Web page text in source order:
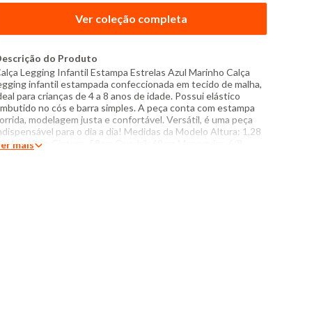
Ver coleção completa
do Produto
Legging Infantil Estampa Estrelas Azul Marinho Calça
infantil estampada confeccionada em tecido de malha,
para crianças de 4 a 8 anos de idade. Possui elástico
no cós e barra simples. A peça conta com estampa
modelagem justa e confortável. Versátil, é uma peça
para o dia a dia! Medidas da Modelo Altura: 1,28
62cm Cintura: 58cm Quadril: 69cm Manequim: 6/8
mais